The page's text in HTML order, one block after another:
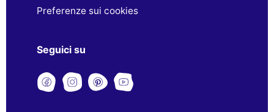
Preferenze sui cookies
Seguici su